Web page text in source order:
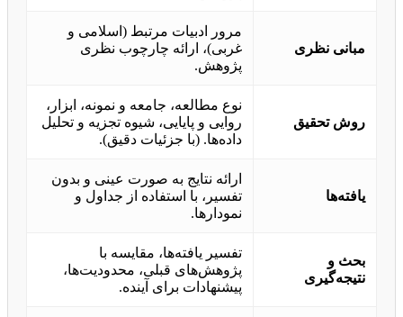
مبانی نظری
مرور ادبیات مرتبط (اسلامی و
غربی)، ارائه چارچوب نظری
پژوهش.
روش تحقیق
نوع مطالعه، جامعه و نمونه، ابزار،
روایی و پایایی، شیوه تجزیه و تحلیل
داده‌ها. (با جزئیات دقیق).
یافته‌ها
ارائه نتایج به صورت عینی و بدون
تفسیر، با استفاده از جداول و
نمودارها.
بحث و
نتیجه‌گیری
تفسیر یافته‌ها، مقایسه با
پژوهش‌های قبلی، محدودیت‌ها،
پیشنهادات برای آینده.